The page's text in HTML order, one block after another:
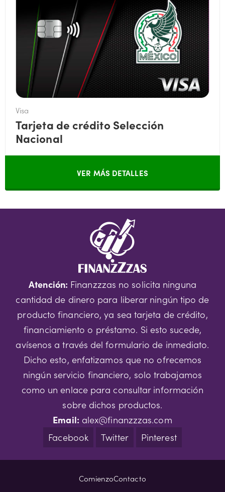
Visa
Tarjeta de crédito Selección
Nacional
VER MÁS DETALLES
Atención: Finanzzzas no solicita ninguna
cantidad de dinero para liberar ningún tipo de
producto financiero, ya sea tarjeta de crédito,
financiamiento o préstamo. Si esto sucede,
avísenos a través del formulario de inmediato.
Dicho esto, enfatizamos que no ofrecemos
ningún servicio financiero, solo trabajamos
como un enlace para consultar información
sobre dichos productos.
Email: alex@finanzzzas.com
Facebook
Twitter Pinterest
ComienzoContacto